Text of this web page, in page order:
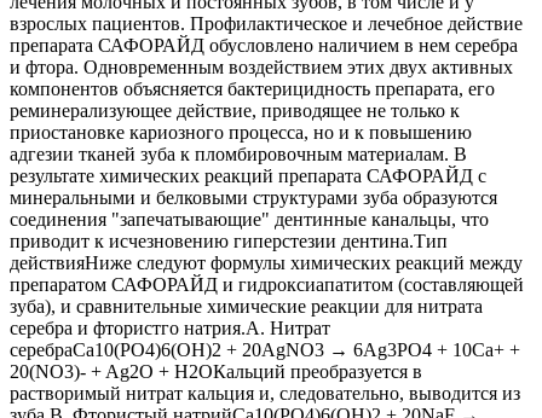
взрослых пациентов. Профилактическое и лечебное действие
препарата САФОРАЙД обусловлено наличием в нем серебра
и фтора. Одновременным воздействием этих двух активных
компонентов объясняется бактерицидность препарата, его
реминерализующее действие, приводящее не только к
приостановке кариозного процесса, но и к повышению
адгезии тканей зуба к пломбировочным материалам. В
результате химических реакций препарата САФОРАЙД с
минеральными и белковыми структурами зуба образуются
соединения "запечатывающие" дентинные канальцы, что
приводит к исчезновению гиперстезии дентина.Тип
действияНиже следуют формулы химических реакций между
препаратом САФОРАЙД и гидроксиапатитом (составляющей
зуба), и сравнительные химические реакции для нитрата
серебра и фтористго натрия.А. Нитрат
серебраCa10(PO4)6(OH)2 + 20AgNO3 → 6Ag3PO4 + 10Ca+ +
20(NO3)- + Ag2O + H2OКальций преобразуется в
растворимый нитрат кальция и, следовательно, выводится из